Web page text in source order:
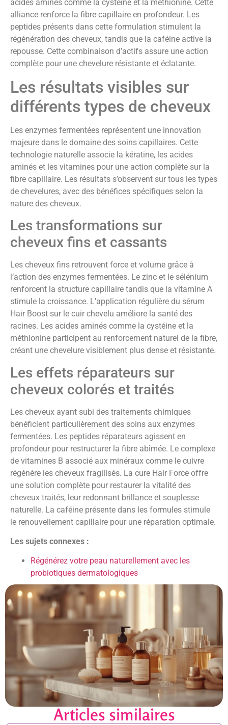
acides aminés comme la cystéine et la méthionine. Cette
alliance renforce la fibre capillaire en profondeur. Les
peptides présents dans cette formulation stimulent la
régénération des cheveux, tandis que la caféine active la
repousse. Cette combinaison d’actifs assure une action
complète pour une chevelure résistante et éclatante.
Les résultats visibles sur
différents types de cheveux
Les enzymes fermentées représentent une innovation
majeure dans le domaine des soins capillaires. Cette
technologie naturelle associe la kératine, les acides
aminés et les vitamines pour une action complète sur la
fibre capillaire. Les résultats s’observent sur tous les types
de chevelures, avec des bénéfices spécifiques selon la
nature des cheveux.
Les transformations sur
cheveux fins et cassants
Les cheveux fins retrouvent force et volume grâce à
l’action des enzymes fermentées. Le zinc et le sélénium
renforcent la structure capillaire tandis que la vitamine A
stimule la croissance. L’application régulière du sérum
Hair Boost sur le cuir chevelu améliore la santé des
racines. Les acides aminés comme la cystéine et la
méthionine participent au renforcement naturel de la fibre,
créant une chevelure visiblement plus dense et résistante.
Les effets réparateurs sur
cheveux colorés et traités
Les cheveux ayant subi des traitements chimiques
bénéficient particulièrement des soins aux enzymes
fermentées. Les peptides réparateurs agissent en
profondeur pour restructurer la fibre abîmée. Le complexe
de vitamines B associé aux minéraux comme le cuivre
régénère les cheveux fragilisés. La cure Hair Force offre
une solution complète pour restaurer la vitalité des
cheveux traités, leur redonnant brillance et souplesse
naturelle. La caféine présente dans les formules stimule
le renouvellement capillaire pour une réparation optimale.
Les sujets connexes :
Régénérez votre peau naturellement avec les
probiotiques dermatologiques
Articles similaires